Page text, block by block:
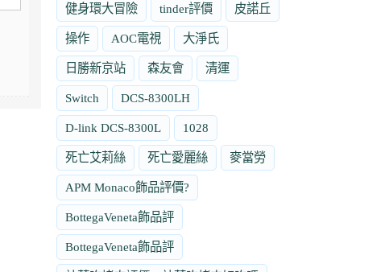
健身環大冒險 tinder評價 皮諾丘
操作 AOC電視 大淨氏
日勝新京站 森友會 清運
Switch DCS-8300LH
D-link DCS-8300L 1028
死亡艾莉絲 死亡愛麗絲 麥當勞
APM Monaco飾品評價?
BottegaVeneta飾品評
BottegaVeneta飾品評